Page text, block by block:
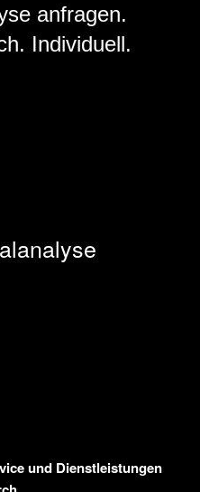
anfragen.
Individuell.
und Dienstleistungen